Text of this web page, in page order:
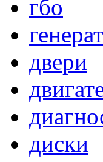
гбо
двери
диски